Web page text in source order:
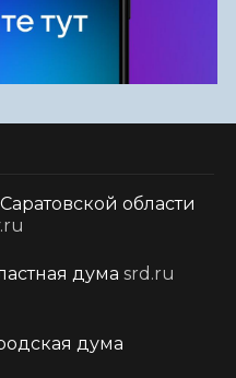
области
дума srd.ru
дума